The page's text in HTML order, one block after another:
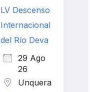
LV Descenso
Internacional
del Río Deva
29 Ago
26
Unquera